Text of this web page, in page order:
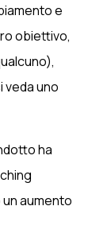
e
obiettivo,
veda uno
ha
aumento